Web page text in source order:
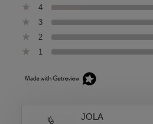
4
3
2
1
JOLA